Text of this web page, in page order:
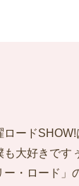
ロード
大好きです
ー・ロード」